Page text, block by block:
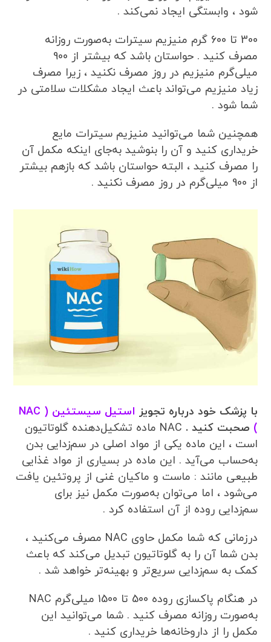
شود ، وابستگی ایجاد نمی‌کند .
300 تا 600 گرم منیزیم سیترات به‌صورت روزانه
مصرف کنید . حواستان باشد که بیشتر از 900
میلی‌گرم منیزیم در روز مصرف نکنید ، زیرا مصرف
زیاد منیزیم می‌تواند باعث ایجاد مشکلات سلامتی در
شما شود .
همچنین شما می‌توانید منیزیم سیترات مایع
خریداری کنید و آن را بنوشید به‌جای اینکه مکمل آن
را مصرف کنید ، البته حواستان باشد که بازهم بیشتر
از 900 میلی‌گرم در روز مصرف نکنید .
با پزشک خود درباره تجویز
استیل سیستئین ( NAC
) صحبت کنید .
NAC ماده تشکیل‌دهنده گلوتاتیون
است ، این ماده یکی از مواد اصلی در سم‌زدایی بدن
به‌حساب می‌آید . این ماده در بسیاری از مواد غذایی
طبیعی مانند : ماست و ماکیان غنی از پروتئین یافت
می‌شود ، اما می‌توان به‌صورت مکمل نیز برای
سم‌زدایی روده از آن‌ استفاده کرد .
درزمانی که شما مکمل حاوی NAC مصرف می‌کنید ،
بدن شما آن را به گلوتاتیون تبدیل می‌کند که باعث
کمک به سم‌زدایی سریع‌تر و بهینه‌تر خواهد شد .
در هنگام پاکسازی روده 500 تا 1500 میلی‌گرم NAC
به‌صورت روزانه مصرف کنید . شما می‌توانید این
مکمل را از داروخانه‌ها خریداری کنید .